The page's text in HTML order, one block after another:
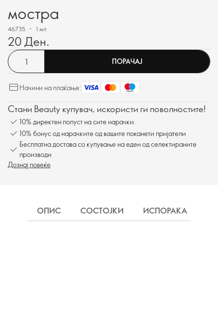
мостра
46735 1 мл
20 Ден.
ПОРАЧАЈ
Начини на плаќање:
Стани Beauty купувач, искористи ги поволностите!
10% директен попуст на сите нарачки.
10% бонус од нарачките од вашите поканети пријатели
Бесплатна достава со купување на еден од селектираните
производи
Дознај повеќе
ОПИС СОСТОЈКИ ИСПОРАКА